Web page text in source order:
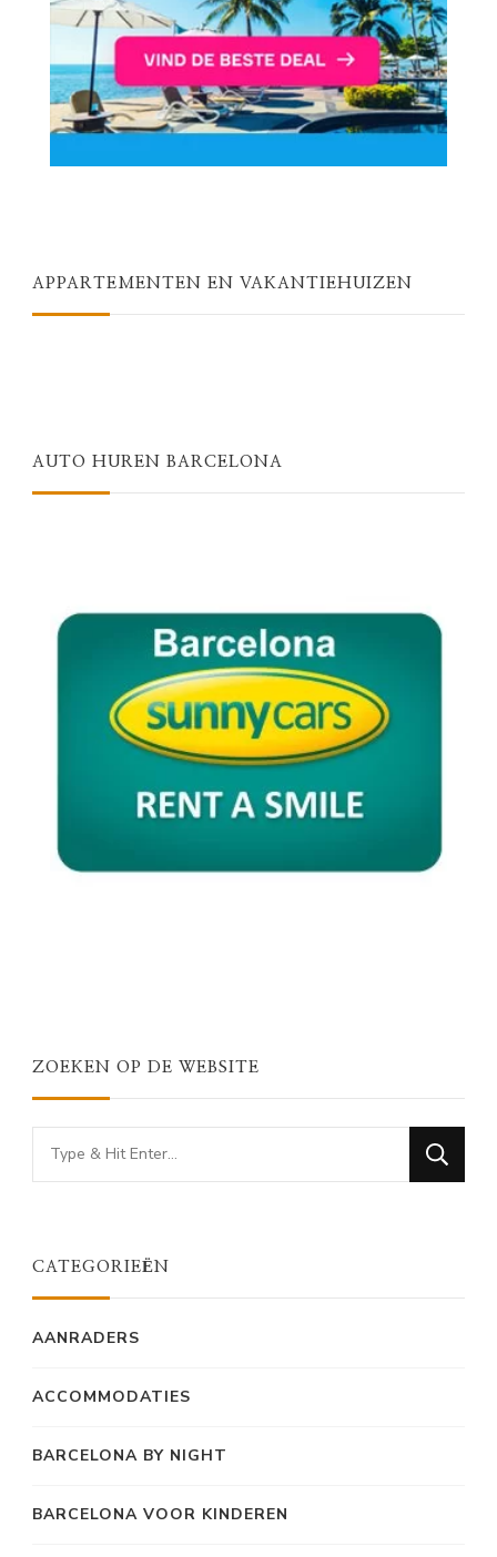
APPARTEMENTEN EN VAKANTIEHUIZEN
AUTO HUREN BARCELONA
ZOEKEN OP DE WEBSITE
Looking
for
CATEGORIEËN
AANRADERS
ACCOMMODATIES
BARCELONA BY NIGHT
BARCELONA VOOR KINDEREN